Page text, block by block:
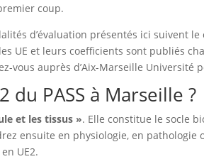
coup.
d’évaluation présentés ici suivent
UE et leurs coefficients sont publiés
vous auprès d’Aix-Marseille Université
du PASS à Marseille ?
et les tissus ». Elle constitue le socle
ensuite en physiologie, en pathologie
UE2.